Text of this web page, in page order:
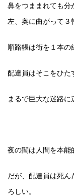
鼻をつままれても分
左、奥に曲がって３
順路帳は街を１本の
配達員はそこをひた
まるで巨大な迷路に
夜の闇は人間を本能
だが、配達員は死
ろしい。